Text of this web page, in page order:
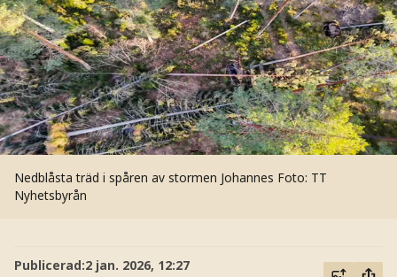
Nedblåsta träd i spåren av stormen Johannes Foto: TT
Nyhetsbyrån
Publicerad:2 jan. 2026, 12:27